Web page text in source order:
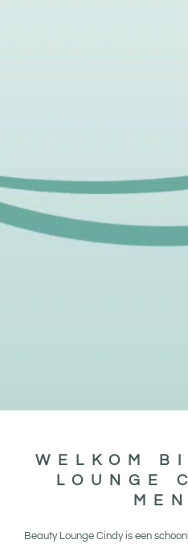
Maak een afspraak
WELKOM
LOUNGE
Beauty Lounge Cindy is een